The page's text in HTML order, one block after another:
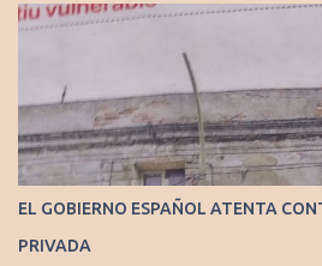
EL GOBIERNO ESPAÑOL ATENTA
PRIVADA